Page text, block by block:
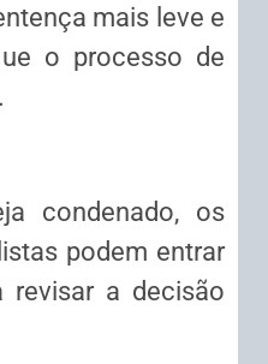
mais leve e
o processo de
condenado, os
podem entrar
revisar a decisão